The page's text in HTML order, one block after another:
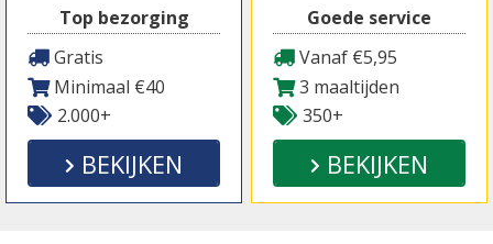
Top bezorging
Gratis
Minimaal €40
2.000+
BEKIJKEN
Goede service
Vanaf €5,95
3 maaltijden
350+
BEKIJKEN